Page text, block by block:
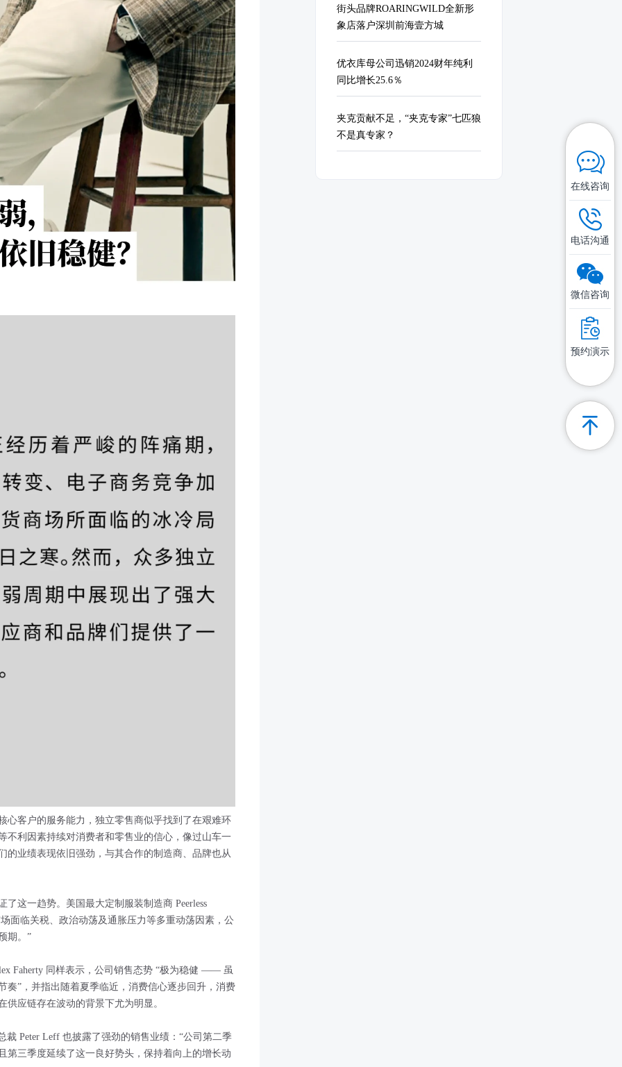
心客户的服务能力，独立零售商似乎找到了在艰难环
不利因素持续对消费者和零售业的信心，像过山车一
的业绩表现依旧强劲，与其合作的制造商、品牌也从
这一趋势。美国最大定制服装制造商 Peerless
面临关税、政治动荡及通胀压力等多重动荡因素，公
期。”
Faherty 同样表示，公司销售态势 “极为稳健 —— 虽
奏”，并指出随着夏季临近，消费信心逐步回升，消费
应链存在波动的背景下尤为明显。
裁 Peter Leff 也披露了强劲的销售业绩：“公司第二季
第三季度延续了这一良好势头，保持着向上的增长动
街头品牌ROARINGWILD全新形
象店落户深圳前海壹方城
优衣库母公司迅销2024财年纯利
同比增长25.6％
夹克贡献不足，“夹克专家”七匹狼
不是真专家？
在线咨询
电话沟通
微信咨询
预约演示